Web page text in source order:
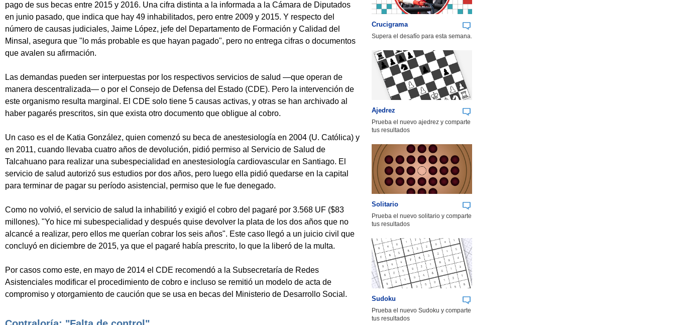
pago de sus becas entre 2015 y 2016. Una cifra distinta a la informada a la Cámara de Diputados
en junio pasado, que indica que hay 49 inhabilitados, pero entre 2009 y 2015. Y respecto del
número de causas judiciales, Jaime López, jefe del Departamento de Formación y Calidad del
Minsal, asegura que "lo más probable es que hayan pagado", pero no entrega cifras o documentos
que avalen su afirmación.
Las demandas pueden ser interpuestas por los respectivos servicios de salud —que operan de
manera descentralizada— o por el Consejo de Defensa del Estado (CDE). Pero la intervención de
este organismo resulta marginal. El CDE solo tiene 5 causas activas, y otras se han archivado al
haber pagarés prescritos, sin que exista otro documento que obligue al cobro.
Un caso es el de Katia González, quien comenzó su beca de anestesiología en 2004 (U. Católica) y
en 2011, cuando llevaba cuatro años de devolución, pidió permiso al Servicio de Salud de
Talcahuano para realizar una subespecialidad en anestesiología cardiovascular en Santiago. El
servicio de salud autorizó sus estudios por dos años, pero luego ella pidió quedarse en la capital
para terminar de pagar su período asistencial, permiso que le fue denegado.
Como no volvió, el servicio de salud la inhabilitó y exigió el cobro del pagaré por 3.568 UF ($83
millones). "Yo hice mi subespecialidad y después quise devolver la plata de los dos años que no
alcancé a realizar, pero ellos me querían cobrar los seis años". Este caso llegó a un juicio civil que
concluyó en diciembre de 2015, ya que el pagaré había prescrito, lo que la liberó de la multa.
Por casos como este, en mayo de 2014 el CDE recomendó a la Subsecretaría de Redes
Asistenciales modificar el procedimiento de cobro e incluso se remitió un modelo de acta de
compromiso y otorgamiento de caución que se usa en becas del Ministerio de Desarrollo Social.
Crucigrama
Supera el desafío para esta semana.
Ajedrez
Prueba el nuevo ajedrez y comparte
tus resultados
Solitario
Prueba el nuevo solitario y comparte
tus resultados
Sudoku
Prueba el nuevo Sudoku y comparte
tus resultados